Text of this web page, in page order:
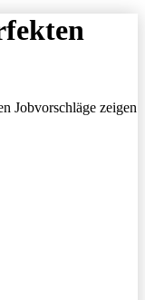
Jobvorschläge zeigen